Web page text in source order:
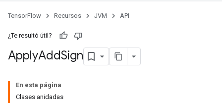
TensorFlow Recursos JVM API
¿Te resultó útil?
ApplyAddSign
En esta página
Clases anidadas